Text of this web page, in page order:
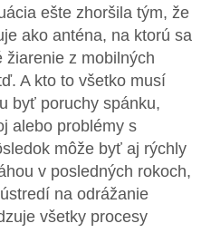
ešte zhoršila tým, že
ako anténa, na ktorú sa
žiarenie z mobilných
A kto to všetko musí
byť poruchy spánku,
alebo problémy s
môže byť aj rýchly
v posledných rokoch,
na odrážanie
všetky procesy